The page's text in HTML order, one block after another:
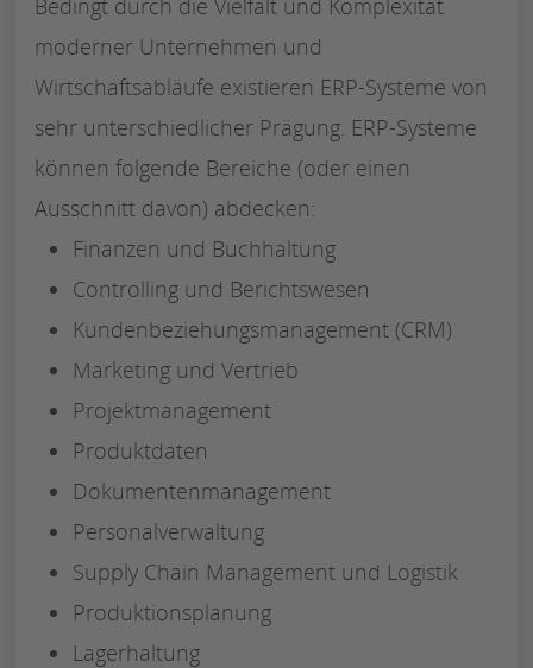
moderner Unternehmen und
Wirtschaftsabläufe existieren ERP-Systeme von
sehr unterschiedlicher Prägung. ERP-Systeme
können folgende Bereiche (oder einen
Ausschnitt davon) abdecken:
Finanzen und Buchhaltung
Controlling und Berichtswesen
Kundenbeziehungsmanagement (CRM)
Marketing und Vertrieb
Projektmanagement
Produktdaten
Dokumentenmanagement
Personalverwaltung
Supply Chain Management und Logistik
Produktionsplanung
Lagerhaltung